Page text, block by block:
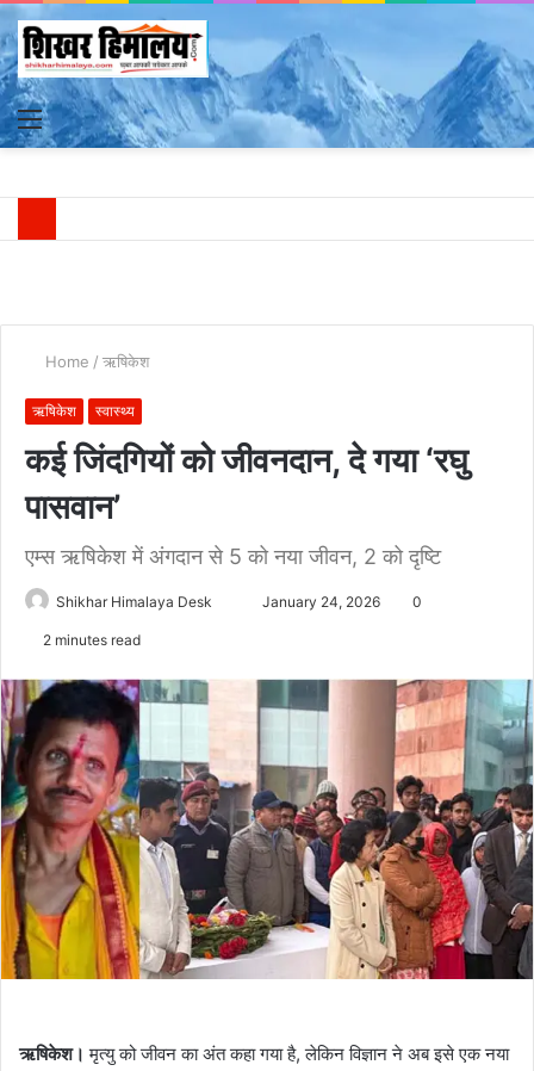
Menu
Home / ऋषिकेश
ऋषिकेश स्वास्थ्य
कई जिंदगियों को जीवनदान, दे गया ‘रघु
पासवान’
एम्स ऋषिकेश में अंगदान से 5 को नया जीवन, 2 को दृष्टि
Shikhar Himalaya Desk
SendJanuary 24, 2026 0
2 minutes read
ऋषिकेश। मृत्यु को जीवन का अंत कहा गया है, लेकिन विज्ञान ने अब इसे एक नया